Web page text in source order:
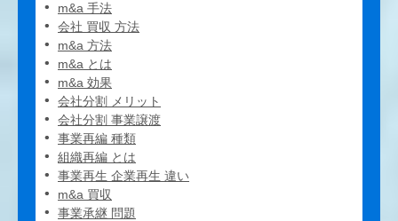
m&a 手法
会社 買収 方法
m&a 方法
m&a とは
m&a 効果
会社分割 メリット
会社分割 事業譲渡
事業再編 種類
組織再編 とは
事業再生 企業再生 違い
m&a 買収
事業承継 問題